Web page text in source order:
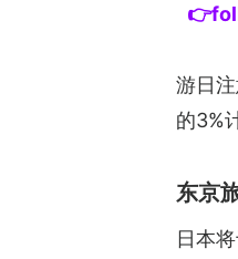
游日
的3%
东京
日本